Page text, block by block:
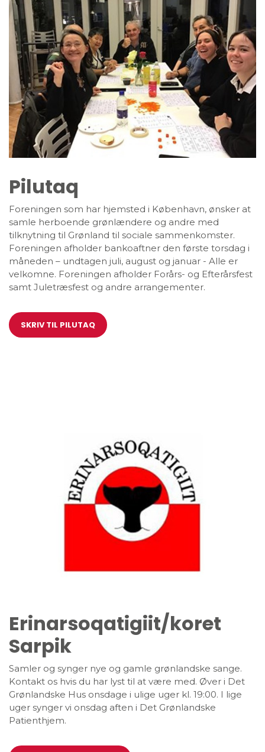
Pilutaq
Foreningen som har hjemsted i København, ønsker at
samle herboende grønlændere og andre med
tilknytning til Grønland til sociale sammenkomster.
Foreningen afholder bankoaftner den første torsdag i
måneden – undtagen juli, august og januar - Alle er
velkomne. Foreningen afholder Forårs- og Efterårsfest
samt Juletræsfest og andre arrangementer.
SKRIV TIL PILUTAQ
Erinarsoqatigiit/koret
Sarpik
Samler og synger nye og gamle grønlandske sange.
Kontakt os hvis du har lyst til at være med. Øver i Det
Grønlandske Hus onsdage i ulige uger kl. 19:00. I lige
uger synger vi onsdag aften i Det Grønlandske
Patienthjem.